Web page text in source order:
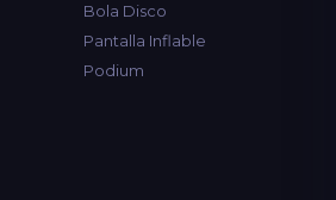
Bola Disco
Pantalla Inflable
Podium